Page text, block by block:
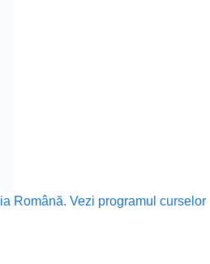
Română. Vezi programul curselor